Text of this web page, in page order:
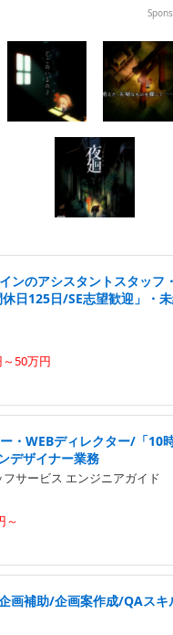
ンのアシスタントスタッフ
休日125日/SE志望歓迎」・
50万円
・WEBディレクター/「10
デザイナー業務
サービス エンジニアガイド
～
画補助/企画案作成/QAスキ